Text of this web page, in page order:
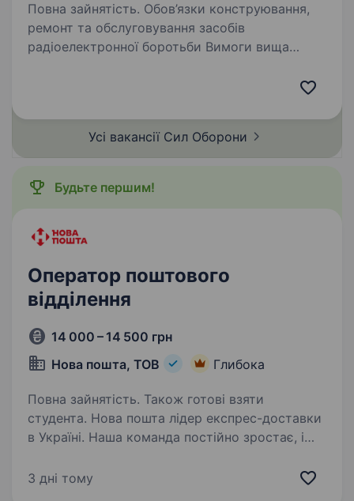
Повна зайнятість. Обов’язки конструювання,
ремонт та обслуговування засобів
радіоелектронної боротьби Вимоги вища
Усі вакансії Сил Оборони
Будьте першим!
Оператор поштового
відділення
14 000 – 14 500 грн
Нова пошта, ТОВ
Глибока
Повна зайнятість. Також готові взяти
студента. Нова пошта лідер експрес-доставки
в Україні. Наша команда постійно зростає, і
м.Глибока (Чернівецька обл.). Хочеш стати
3 дні тому